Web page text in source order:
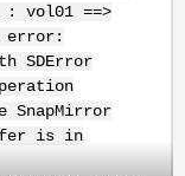
vol01 ==>
SDError
is in